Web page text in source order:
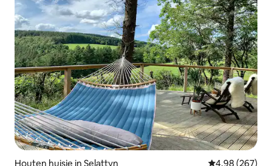
Houten huisje in Selattyn Gemiddelde
4,98 (267)